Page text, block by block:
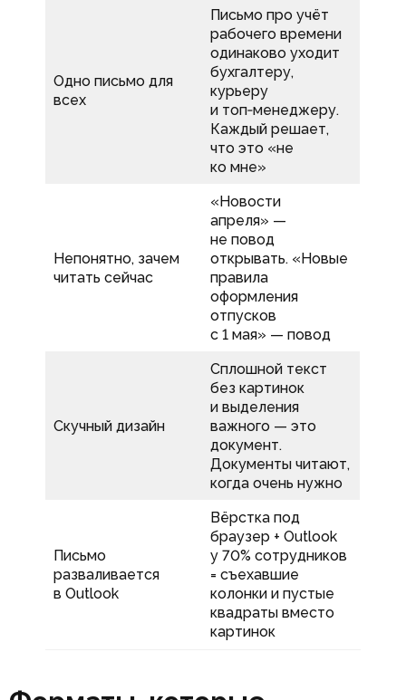
Одно письмо для
всех
Письмо про учёт
рабочего времени
одинаково уходит
бухгалтеру,
курьеру
и топ‑менеджеру.
Каждый решает,
что это «не
ко мне»
Непонятно, зачем
читать сейчас
«Новости
апреля» —
не повод
открывать. «Новые
правила
оформления
отпусков
с 1 мая» — повод
Скучный дизайн
Сплошной текст
без картинок
и выделения
важного — это
документ.
Документы читают,
когда очень нужно
Письмо
разваливается
в Outlook
Вёрстка под
браузер + Outlook
у 70% сотрудников
= съехавшие
колонки и пустые
квадраты вместо
картинок